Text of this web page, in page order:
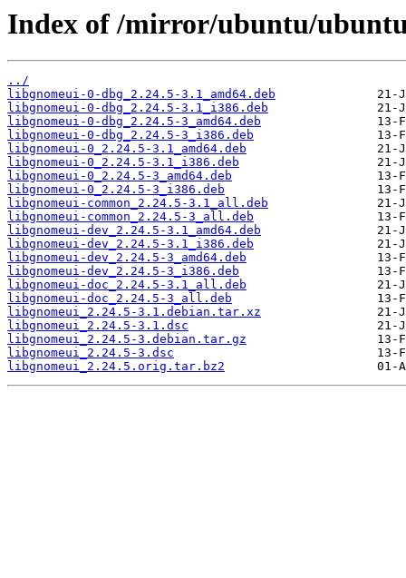
Index of /mirror/ubuntu/
../
libgnomeui-0-dbg_2.24.5-3.1_amd64.deb
libgnomeui-0-dbg_2.24.5-3.1_i386.deb
libgnomeui-0-dbg_2.24.5-3_amd64.deb
libgnomeui-0-dbg_2.24.5-3_i386.deb
libgnomeui-0_2.24.5-3.1_amd64.deb
libgnomeui-0_2.24.5-3.1_i386.deb
libgnomeui-0_2.24.5-3_amd64.deb
libgnomeui-0_2.24.5-3_i386.deb
libgnomeui-common_2.24.5-3.1_all.deb
libgnomeui-common_2.24.5-3_all.deb
libgnomeui-dev_2.24.5-3.1_amd64.deb
libgnomeui-dev_2.24.5-3.1_i386.deb
libgnomeui-dev_2.24.5-3_amd64.deb
libgnomeui-dev_2.24.5-3_i386.deb
libgnomeui-doc_2.24.5-3.1_all.deb
libgnomeui-doc_2.24.5-3_all.deb
libgnomeui_2.24.5-3.1.debian.tar.xz
libgnomeui_2.24.5-3.1.dsc
libgnomeui_2.24.5-3.debian.tar.gz
libgnomeui_2.24.5-3.dsc
libgnomeui_2.24.5.orig.tar.bz2